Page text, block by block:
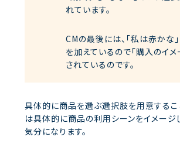
れています。
CMの最後には、「私は赤かな
を加えているので「購入のイ
されているのです。
具体的に商品を選ぶ選択肢を用意するこ
は具体的に商品の利用シーンをイメージ
気分になります。